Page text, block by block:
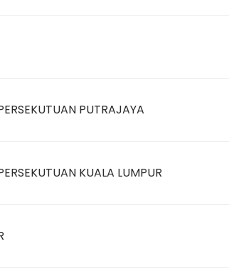
PUTRAJAYA
KUALA LUMPUR